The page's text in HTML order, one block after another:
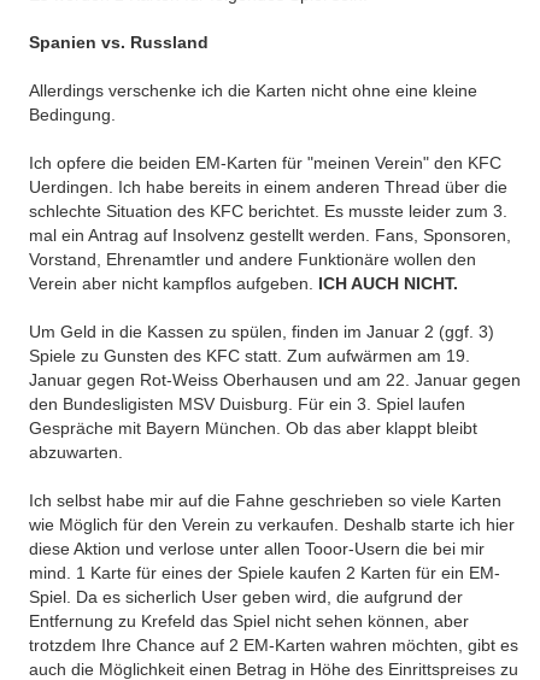
Spanien vs. Russland
Allerdings verschenke ich die Karten nicht ohne eine kleine
Bedingung.
Ich opfere die beiden EM-Karten für "meinen Verein" den KFC
Uerdingen. Ich habe bereits in einem anderen Thread über die
schlechte Situation des KFC berichtet. Es musste leider zum 3.
mal ein Antrag auf Insolvenz gestellt werden. Fans, Sponsoren,
Vorstand, Ehrenamtler und andere Funktionäre wollen den
Verein aber nicht kampflos aufgeben.
ICH AUCH NICHT.
Um Geld in die Kassen zu spülen, finden im Januar 2 (ggf. 3)
Spiele zu Gunsten des KFC statt. Zum aufwärmen am 19.
Januar gegen Rot-Weiss Oberhausen und am 22. Januar gegen
den Bundesligisten MSV Duisburg. Für ein 3. Spiel laufen
Gespräche mit Bayern München. Ob das aber klappt bleibt
abzuwarten.
Ich selbst habe mir auf die Fahne geschrieben so viele Karten
wie Möglich für den Verein zu verkaufen. Deshalb starte ich hier
diese Aktion und verlose unter allen Tooor-Usern die bei mir
mind. 1 Karte für eines der Spiele kaufen 2 Karten für ein EM-
Spiel. Da es sicherlich User geben wird, die aufgrund der
Entfernung zu Krefeld das Spiel nicht sehen können, aber
trotzdem Ihre Chance auf 2 EM-Karten wahren möchten, gibt es
auch die Möglichkeit einen Betrag in Höhe des Einrittspreises zu